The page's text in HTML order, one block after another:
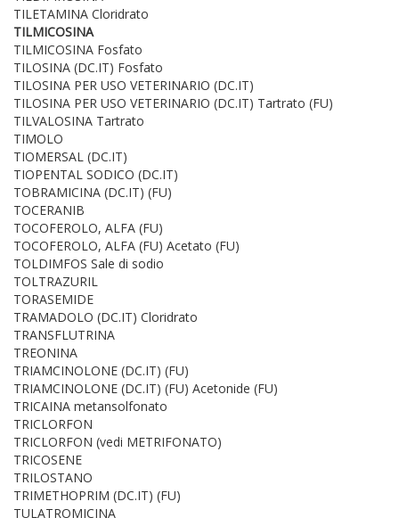
TILETAMINA Cloridrato
TILMICOSINA
TILMICOSINA Fosfato
TILOSINA (DC.IT) Fosfato
TILOSINA PER USO VETERINARIO (DC.IT)
TILOSINA PER USO VETERINARIO (DC.IT) Tartrato (FU)
TILVALOSINA Tartrato
TIMOLO
TIOMERSAL (DC.IT)
TIOPENTAL SODICO (DC.IT)
TOBRAMICINA (DC.IT) (FU)
TOCERANIB
TOCOFEROLO, ALFA (FU)
TOCOFEROLO, ALFA (FU) Acetato (FU)
TOLDIMFOS Sale di sodio
TOLTRAZURIL
TORASEMIDE
TRAMADOLO (DC.IT) Cloridrato
TRANSFLUTRINA
TREONINA
TRIAMCINOLONE (DC.IT) (FU)
TRIAMCINOLONE (DC.IT) (FU) Acetonide (FU)
TRICAINA metansolfonato
TRICLORFON
TRICLORFON (vedi METRIFONATO)
TRICOSENE
TRILOSTANO
TRIMETHOPRIM (DC.IT) (FU)
TULATROMICINA